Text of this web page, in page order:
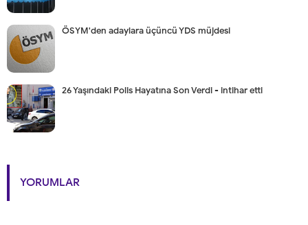
ÖSYM'den adaylara üçüncü YDS müjdesi
26 Yaşındaki Polis Hayatına Son Verdi - intihar etti
YORUMLAR